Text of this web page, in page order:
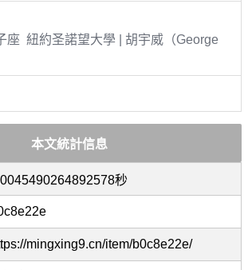
座 紐約圣諾望大學 | 胡宇威（George
本文統計信息
秒
mingxing9.cn/item/b0c8e22e/